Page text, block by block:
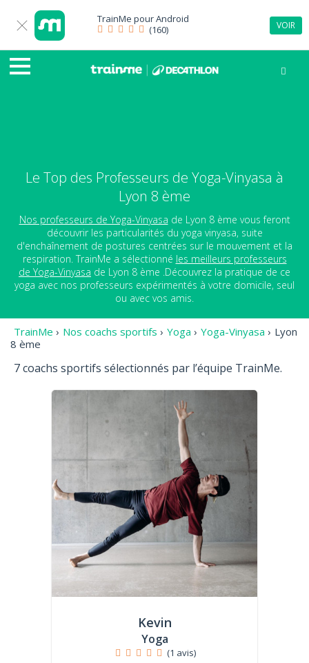
TrainMe pourAndroid
(160)
VOIR
Le Top des Professeurs de Yoga-Vinyasa à
Lyon 8 ème
Nos professeurs de Yoga-Vinyasa de Lyon 8 ème vous feront
découvrir les particularités du yoga vinyasa, suite
d'enchaînement de postures centrées sur le mouvement et la
respiration. TrainMe a sélectionné les meilleurs professeurs
de Yoga-Vinyasa de Lyon 8 ème .Découvrez la pratique de ce
yoga avec nos professeurs expérimentés à votre domicile, seul
ou avec vos amis.
TrainMe › Nos coachs sportifs › Yoga › Yoga-Vinyasa › Lyon
8 ème
7 coachs sportifs sélectionnés par l’équipe TrainMe.
Kevin
Yoga
(1 avis)